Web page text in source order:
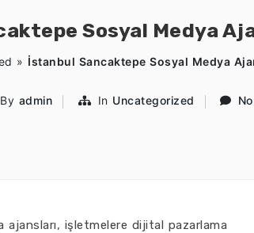
Sosyal Medya
» İstanbul Sancaktepe Sosyal Medya
By admin In Uncategorized
işletmelere dijital pazarlama